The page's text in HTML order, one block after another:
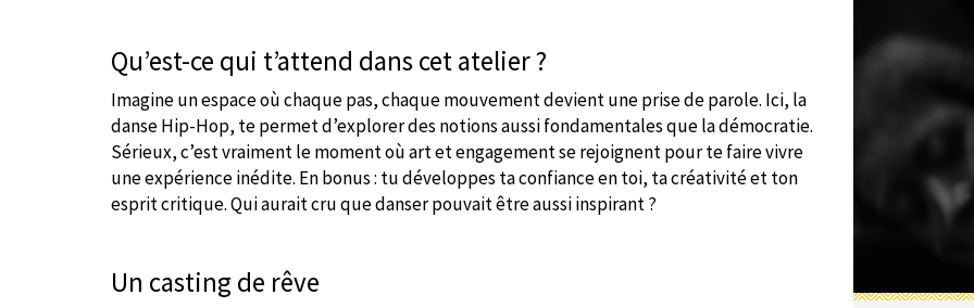
Qu’est-ce qui t’attend dans cet atelier ?
Imagine un espace où chaque pas, chaque mouvement devient une prise de parole. Ici, la
danse Hip-Hop, te permet d’explorer des notions aussi fondamentales que la démocratie.
Sérieux, c’est vraiment le moment où art et engagement se rejoignent pour te faire vivre
une expérience inédite. En bonus : tu développes ta confiance en toi, ta créativité et ton
esprit critique. Qui aurait cru que danser pouvait être aussi inspirant ?
Un casting de rêve